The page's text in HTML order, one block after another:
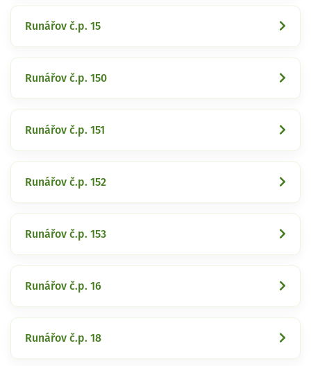
Runářov č.p. 15
Runářov č.p. 150
Runářov č.p. 151
Runářov č.p. 152
Runářov č.p. 153
Runářov č.p. 16
Runářov č.p. 18